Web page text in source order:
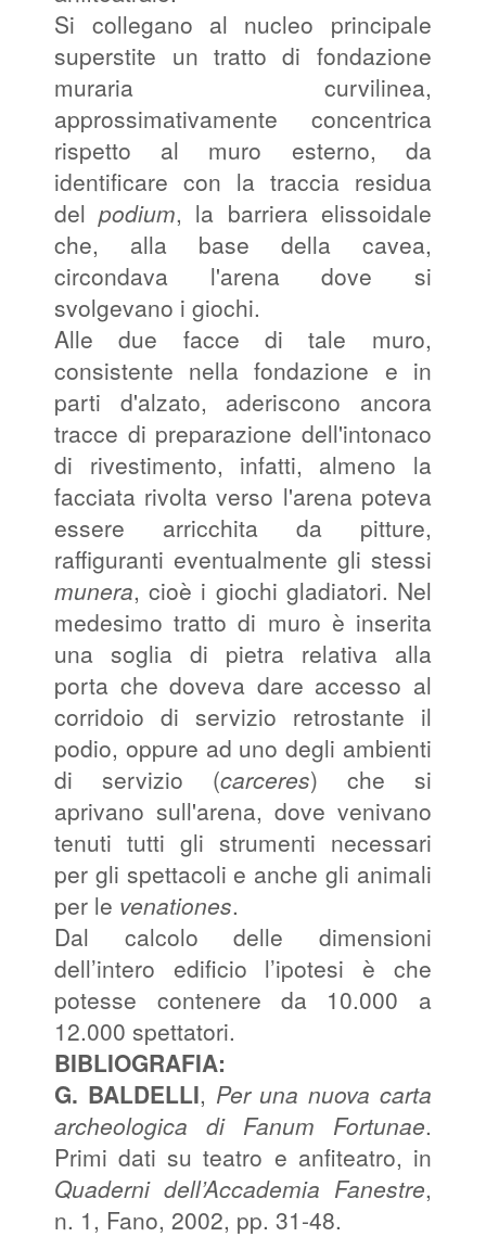
Si collegano al nucleo principale
superstite un tratto di fondazione
muraria curvilinea,
approssimativamente concentrica
rispetto al muro esterno, da
identificare con la traccia residua
delpodium, la barriera elissoidale
che, alla base della cavea,
circondava l'arena dove si
svolgevano i giochi.
Alle due facce di tale muro,
consistente nella fondazione e in
parti d'alzato, aderiscono ancora
tracce di preparazione dell'intonaco
di rivestimento, infatti, almeno la
facciata rivolta verso l'arena poteva
essere arricchita da pitture,
raffiguranti eventualmente gli stessi
munera, cioè i giochi gladiatori. Nel
medesimo tratto di muro è inserita
una soglia di pietra relativa alla
porta che doveva dare accesso al
corridoio di servizio retrostante il
podio, oppure ad uno degli ambienti
di servizio (carceres) che si
aprivano sull'arena, dove venivano
tenuti tutti gli strumenti necessari
per gli spettacoli e anche gli animali
per le venationes.
Dal calcolo delle dimensioni
dell’intero edificio l’ipotesi è che
potesse contenere da 10.000 a
12.000 spettatori.
BIBLIOGRAFIA:
G. BALDELLI, Per una nuova carta
archeologica di Fanum Fortunae.
Primi dati su teatro e anfiteatro, in
Quaderni dell’Accademia Fanestre,
n. 1, Fano, 2002, pp. 31-48.